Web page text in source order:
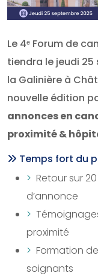
Le 4ᵉ Forum de
tiendra le jeudi
la Galinière à
nouvelle édition
annonces en
proximité &
Temps fort du
Retour sur
d’annonce
proximité
Formation
soignants